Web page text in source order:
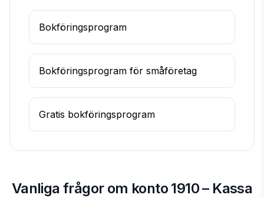
Bokföringsprogram
Bokföringsprogram för småföretag
Gratis bokföringsprogram
Vanliga frågor om konto 1910 – Kassa